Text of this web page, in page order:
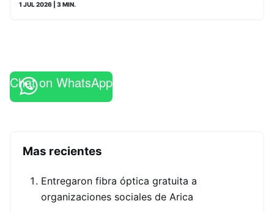
1 JUL 2026 | 3 MIN.
Chat on WhatsApp
Mas recientes
Entregaron fibra óptica gratuita a
organizaciones sociales de Arica